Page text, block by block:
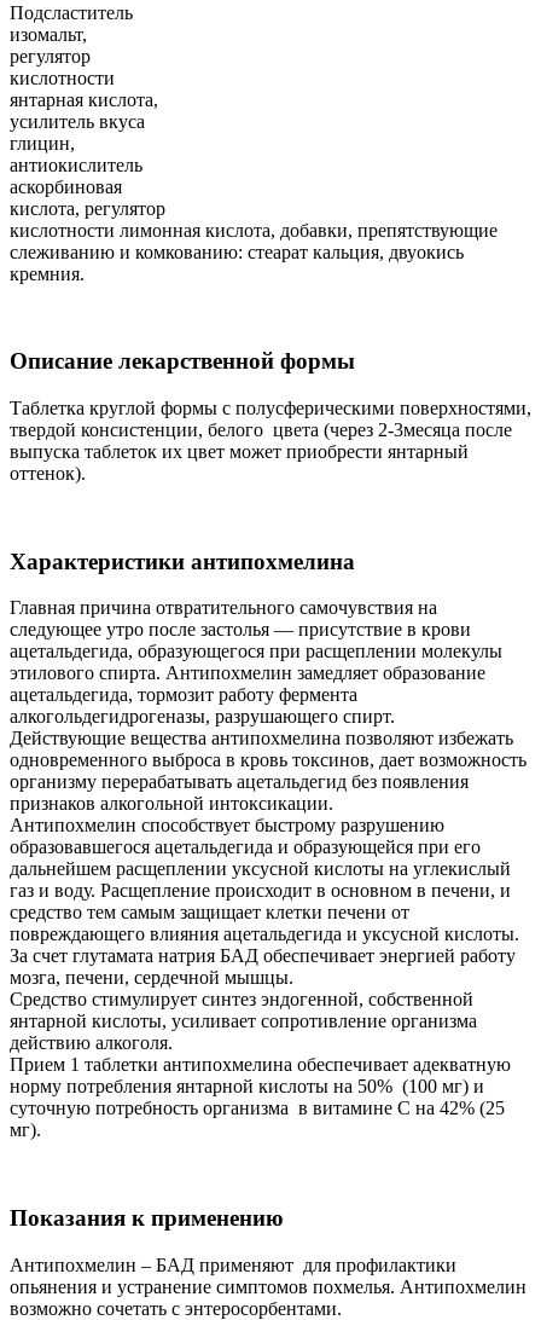
Подсластитель
изомальт,
регулятор
кислотности
янтарная кислота,
усилитель вкуса
глицин,
антиокислитель
аскорбиновая
кислота, регулятор
кислотности лимонная кислота, добавки, препятствующие
слеживанию и комкованию: стеарат кальция, двуокись
кремния.
Описание лекарственной формы
Таблетка круглой формы с полусферическими поверхностями,
твердой консистенции, белого цвета (через 2-3месяца после
выпуска таблеток их цвет может приобрести янтарный
оттенок).
Характеристики антипохмелина
Главная причина отвратительного самочувствия на
следующее утро после застолья — присутствие в крови
ацетальдегида, образующегося при расщеплении молекулы
этилового спирта. Антипохмелин замедляет образование
ацетальдегида, тормозит работу фермента
алкогольдегидрогеназы, разрушающего спирт.
Действующие вещества антипохмелина позволяют избежать
одновременного выброса в кровь токсинов, дает возможность
организму перерабатывать ацетальдегид без появления
признаков алкогольной интоксикации.
Антипохмелин способствует быстрому разрушению
образовавшегося ацетальдегида и образующейся при его
дальнейшем расщеплении уксусной кислоты на углекислый
газ и воду. Расщепление происходит в основном в печени, и
средство тем самым защищает клетки печени от
повреждающего влияния ацетальдегида и уксусной кислоты.
За счет глутамата натрия БАД обеспечивает энергией работу
мозга, печени, сердечной мышцы.
Средство стимулирует синтез эндогенной, собственной
янтарной кислоты, усиливает сопротивление организма
действию алкоголя.
Прием 1 таблетки антипохмелина обеспечивает адекватную
норму потребления янтарной кислоты на 50% (100 мг) и
суточную потребность организма в витамине С на 42% (25
мг).
Показания к применению
Антипохмелин – БАД применяют для профилактики
опьянения и устранение симптомов похмелья. Антипохмелин
возможно сочетать с энтеросорбентами.